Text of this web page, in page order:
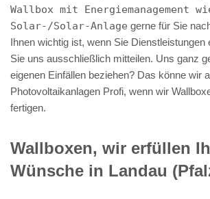
Wallbox mit Energiemanagement
Solar-/Solar-Anlage gerne für Sie
Ihnen wichtig ist, wenn Sie
Sie uns ausschließlich mitteilen. Uns ganz
eigenen Einfällen beziehen? Das könne wir
Photovoltaikanlagen Profi, wenn wir
fertigen.
Wallboxen, wir erfüllen
Wünsche in Landau